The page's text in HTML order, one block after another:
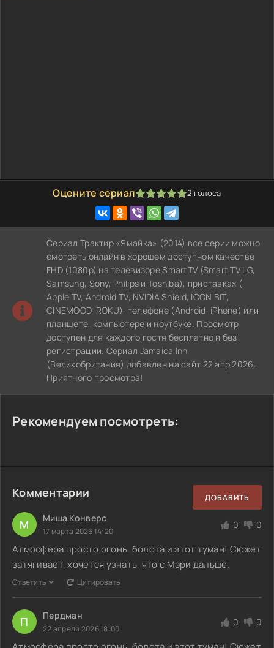
Оцените сериал
1 2 3 4 5 2 голоса
Сериал Трактир «Ямайка» (2014) все серии можно
смотреть онлайн в хорошем доступном качестве
FHD (1080p) на телевизоре SmartTV (Smart TV LG,
Samsung, Sony, Philips и Toshiba), приставках (
Apple TV, Android TV, NVIDIA Shield, ICON BIT,
CINEMOOD, ROKU), телефоне (Android, iPhone) или
планшете, компьютере и ноутбуке. Просмотр
доступен для каждого гостя бесплатно и без
регистрации. Сериал Jamaica Inn
(Великобритания) добавлен на сайт 22 апр 2026.
Приятного просмотра!
Рекомендуем посмотреть:
Комментарии ДОБАВИТЬ
М Миша Конверс
17 марта 2026 14:20
0 0
Атмосфера просто огонь, болота и этот туман! Сюжет
затягивает, хочется узнать, что с Мэри дальше.
Ответить Цитировать
П Пердман
22 апреля 2026 18:00
0 0